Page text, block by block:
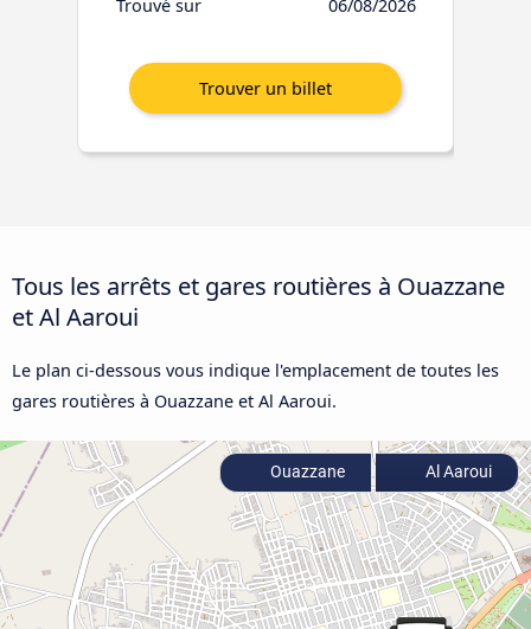
Trouvé sur
06/08/2026
Tous les arrêts et gares routières à Ouazzane
et Al Aaroui
Le plan ci-dessous vous indique l'emplacement de toutes les
gares routières à Ouazzane et Al Aaroui.
Ouazzane Al Aaroui